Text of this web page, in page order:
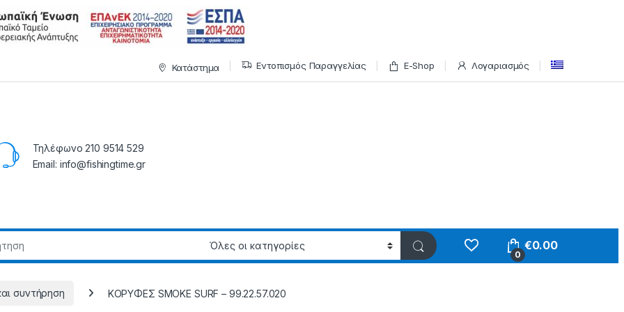
Κατάστημα Εντοπισμός Παραγγελίας E-Shop Λογαριασμός
Τηλέφωνο 210 9514 529
Email: info@fishingtime.gr
0
€0.00
συντήρηση ΚΟΡΥΦΕΣ SMOKE SURF – 99.22.57.020